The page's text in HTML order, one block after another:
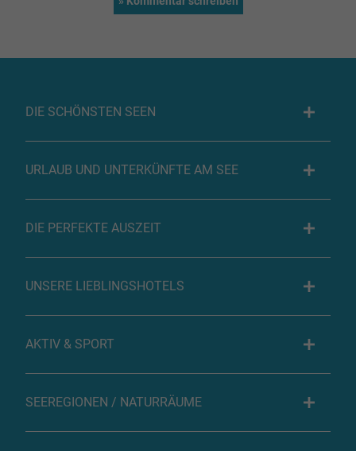
DIE SCHÖNSTEN SEEN
URLAUB UND UNTERKÜNFTE AM SEE
DIE PERFEKTE AUSZEIT
UNSERE LIEBLINGSHOTELS
AKTIV & SPORT
SEEREGIONEN / NATURRÄUME